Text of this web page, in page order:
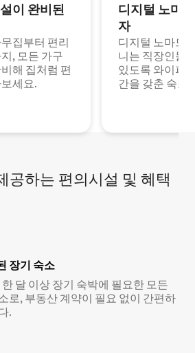
이 완비된
집부터 편리
, 모든 가구
해 집처럼 편
세요.
디지털 노마
자
디지털 노마드
니는 직장인들
있도록 와이파
간을 갖춘 숙소
공하는 편의시설 및 혜택
장기 숙소
달 이상 장기 숙박에 필요한 모든
로, 부동산 계약이 필요 없이 간편하
.